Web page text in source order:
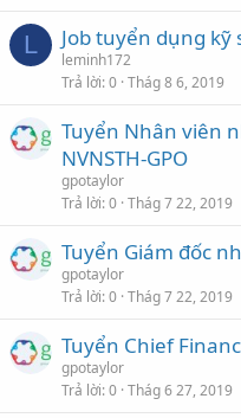
L Job tuyển dụng kỹ
leminh172
Trả lời 0 Thág 8 6, 2019
Tuyển Nhân viên
NVNSTH-GPO
gpotaylor
Trả lời 0 Thág 7 22, 2019
Tuyển Giám đốc
gpotaylor
Trả lời 0 Thág 7 22, 2019
Tuyển Chief
gpotaylor
Trả lời 0 Thág 6 27, 2019